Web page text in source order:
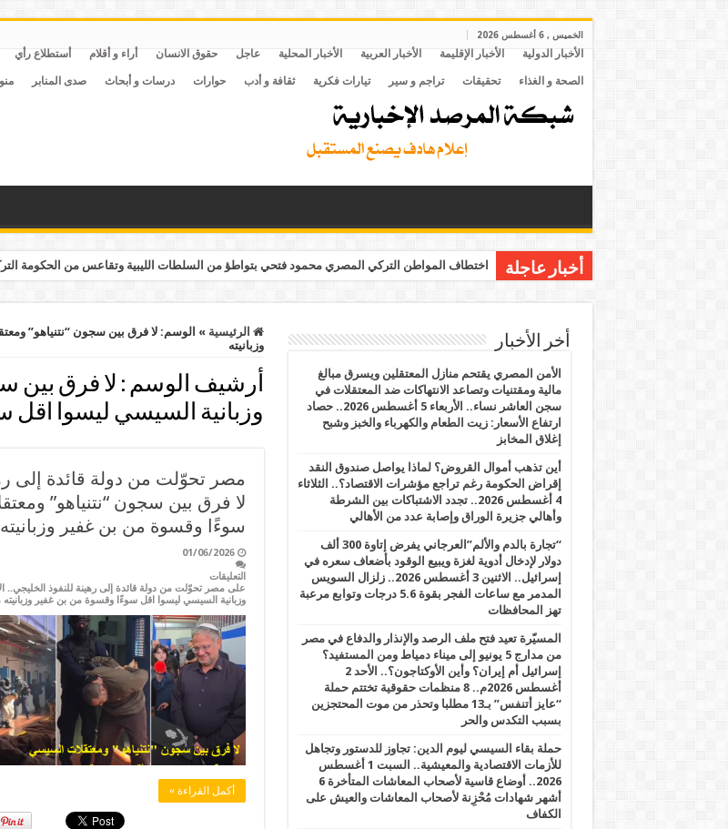
الخميس , 6 أغسطس 2026
الأخبار الدولية الأخبار الإقليمة الأخبار العربية الأخبار المحلية عاجل حقوق الانسان أراء و أقلام أستطلاع رأي
الصحة و الغذاء تحقيقات تراجم و سير تيارات فكرية ثقافة و أدب حوارات درسات و أبحاث صدى المنابر
أخبار عاجلة اختطاف المواطن التركي المصري محمود فتحي بتواطؤ من السلطات الليبية وتقاعس من الحكومة
الرئيسية » الوسم:لا فرق بين سجون “نتنياهو”
وزبانيته
أرشيف الوسم : لا فرق بين
وزبانية السيسي ليسوا اقل
لا فرق بين سجون “نتنياهو”
سوءًا وقسوة من بن غفير وزبانيته
01/06/2026
التعليقات
وزبانية السيسي ليسوا اقل سوءًا وقسوة من بن غفير وزبانيته
أكمل القراءة »
أخر الأخبار
الأمن المصري يقتحم منازل المعتقلين ويسرق مبالغ
مالية ومقتنيات وتصاعد الانتهاكات ضد المعتقلات في
سجن العاشر نساء.. الأربعاء 5 أغسطس 2026.. حصاد
ارتفاع الأسعار: زيت الطعام والكهرباء والخبز وشبح
إغلاق المخابز
أين تذهب أموال القروض؟ لماذا يواصل صندوق النقد
إقراض الحكومة رغم تراجع مؤشرات الاقتصاد؟.. الثلاثاء
4 أغسطس 2026.. تجدد الاشتباكات بين الشرطة
وأهالي جزيرة الوراق وإصابة عدد من الأهالي
“تجارة بالدم والألم”العرجاني يفرض إتاوة 300 ألف
دولار لإدخال أدوية لغزة ويبيع الوقود بأضعاف سعره في
إسرائيل.. الاثنين 3 أغسطس 2026.. زلزال السويس
المدمر مع ساعات الفجر بقوة 5.6 درجات وتوابع مرعبة
تهز المحافظات
المسيّرة تعيد فتح ملف الرصد والإنذار والدفاع في مصر
من مدارج 5 يونيو إلى ميناء دمياط ومن المستفيد؟
إسرائيل أم إيران؟ وأين الأوكتاجون؟.. الأحد 2
أغسطس 2026م.. 8 منظمات حقوقية تختتم حملة
“عايز أتنفس” بـ13 مطلبا وتحذر من موت المحتجزين
بسبب التكدس والحر
حملة بقاء السيسي ليوم الدين: تجاوز للدستور وتجاهل
للأزمات الاقتصادية والمعيشية.. السبت 1 أغسطس
2026.. أوضاع قاسية لأصحاب المعاشات المتأخرة 6
أشهر شهادات مُحْزِنة لأصحاب المعاشات والعيش على
الكفاف